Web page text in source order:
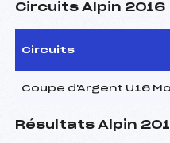
Circuits Alpin 2016
Circuits
Coupe d'Argent U16
Résultats Alpin